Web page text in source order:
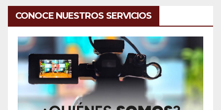
CONOCE NUESTROS SERVICIOS